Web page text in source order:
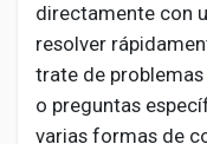
directamente con
resolver
trate de
o preguntas
varias formas de